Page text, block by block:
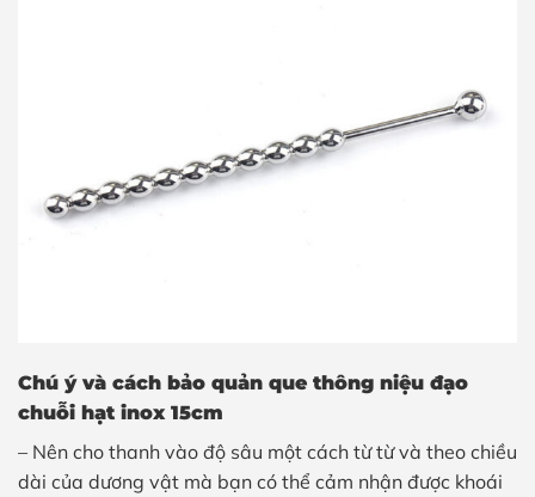
Chú ý và cách bảo quản que thông niệu đạo
chuỗi hạt inox 15cm
– Nên cho thanh vào độ sâu một cách từ từ và theo chiều
dài của dương vật mà bạn có thể cảm nhận được khoái